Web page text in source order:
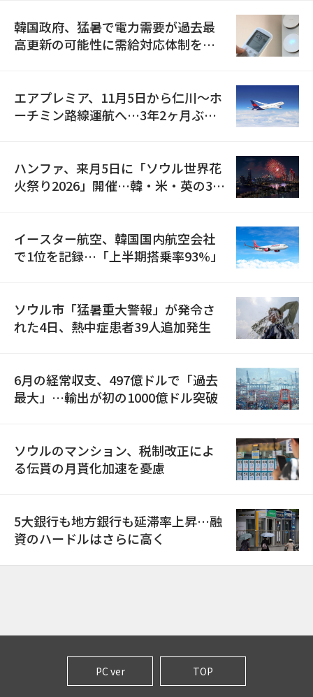
韓国政府、猛暑で電力需要が過去最
高更新の可能性に需給対応体制を点
エアプレミア、11月5日から仁川〜ホ
ーチミン路線運航へ…3年2ヶ月ぶり
ハンファ、来月5日に「ソウル世界花
火祭り2026」開催…韓・米・英の3カ
イースター航空、韓国国内航空会社
で1位を記録…「上半期搭乗率93%」
ソウル市「猛暑重大警報」が発令さ
れた4日、熱中症患者39人追加発生
6月の経常収支、497億ドルで「過去
最大」…輸出が初の1000億ドル突破
ソウルのマンション、税制改正によ
る伝貰の月貰化加速を憂慮
5大銀行も地方銀行も延滞率上昇…融
資のハードルはさらに高く
PC ver TOP